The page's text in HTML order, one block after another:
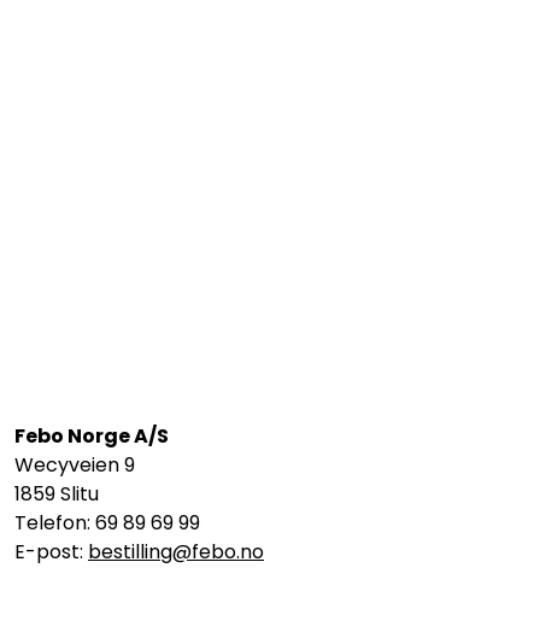
Febo Norge A/S
Wecyveien 9
1859 Slitu
Telefon: 69 89 69 99
E-post: bestilling@febo.no